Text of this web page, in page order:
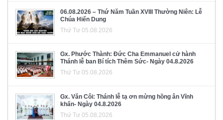
06.08.2026 – Thứ Năm Tuần XVIII Thường Niên: Lễ
Chúa Hiển Dung
Thứ Tư 05.08.2026
Gx. Phước Thành: Đức Cha Emmanuel cử hành
Thánh lễ ban Bí tích Thêm Sức- Ngày 04.8.2026
Thứ Tư 05.08.2026
Gx. Văn Côi: Thánh lễ tạ ơn mừng hồng ân Vĩnh
khấn- Ngày 04.8.2026
Thứ Tư 05.08.2026